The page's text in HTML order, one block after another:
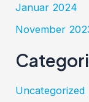
Januar 2024
November
Uncategorized